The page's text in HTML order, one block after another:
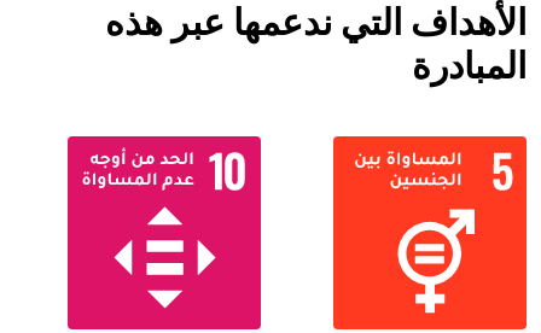
الأهداف التي ندعمها عبر هذه
المبادرة